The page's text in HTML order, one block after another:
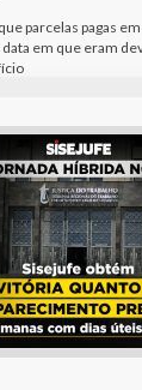
parcelas pagas
em que eram